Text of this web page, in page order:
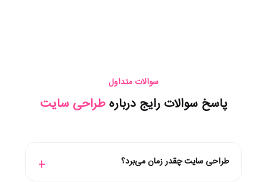
سوالات متداول
پاسخ سوالات رایج دربارهطراحی سایت
طراحی سایت چقدر زمان می‌برد؟